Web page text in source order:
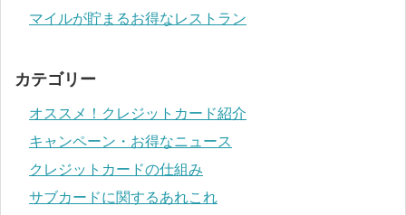
マイルが貯まるお得なレストラン
カテゴリー
オススメ！クレジットカード紹介
キャンペーン・お得なニュース
クレジットカードの仕組み
サブカードに関するあれこれ